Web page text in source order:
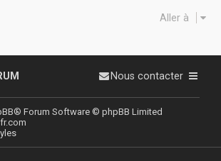
Aller à
Nous contacter
® Forum Software © phpBB Limited